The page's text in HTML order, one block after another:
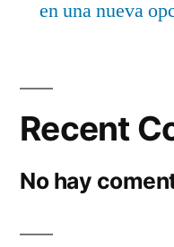
en una nueva
Recent
No hay